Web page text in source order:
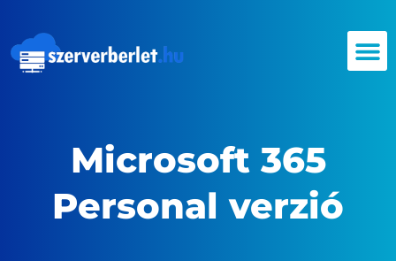
Microsoft 365
Personal verzió